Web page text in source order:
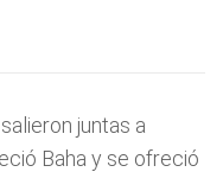
juntas a
Baha y se ofreció